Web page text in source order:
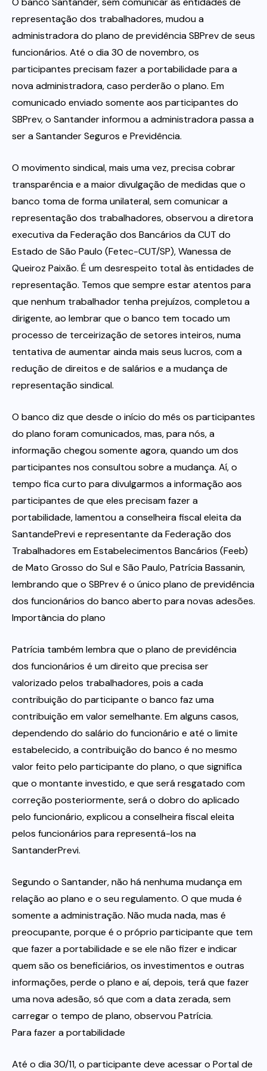
Itau
Financeiras e Cooperativas
representação dos trabalhadores, mudou a
administradora do plano de previdência SBPrev de seus
funcionários. Até o dia 30 de novembro, os
participantes precisam fazer a portabilidade para a
nova administradora, caso perderão o plano. Em
comunicado enviado somente aos participantes do
SBPrev, o Santander informou a administradora passa a
ser a Santander Seguros e Previdência.
O movimento sindical, mais uma vez, precisa cobrar
transparência e a maior divulgação de medidas que o
banco toma de forma unilateral, sem comunicar a
representação dos trabalhadores, observou a diretora
executiva da Federação dos Bancários da CUT do
Estado de São Paulo (Fetec-CUT/SP), Wanessa de
Queiroz Paixão. É um desrespeito total às entidades de
representação. Temos que sempre estar atentos para
que nenhum trabalhador tenha prejuízos, completou a
dirigente, ao lembrar que o banco tem tocado um
processo de terceirização de setores inteiros, numa
tentativa de aumentar ainda mais seus lucros, com a
redução de direitos e de salários e a mudança de
representação sindical.
O banco diz que desde o início do mês os participantes
do plano foram comunicados, mas, para nós, a
informação chegou somente agora, quando um dos
participantes nos consultou sobre a mudança. Aí, o
tempo fica curto para divulgarmos a informação aos
participantes de que eles precisam fazer a
portabilidade, lamentou a conselheira fiscal eleita da
SantandePrevi e representante da Federação dos
Trabalhadores em Estabelecimentos Bancários (Feeb)
de Mato Grosso do Sul e São Paulo, Patrícia Bassanin,
lembrando que o SBPrev é o único plano de previdência
dos funcionários do banco aberto para novas adesões.
Importância do plano
Patrícia também lembra que o plano de previdência
dos funcionários é um direito que precisa ser
valorizado pelos trabalhadores, pois a cada
contribuição do participante o banco faz uma
contribuição em valor semelhante. Em alguns casos,
dependendo do salário do funcionário e até o limite
estabelecido, a contribuição do banco é no mesmo
valor feito pelo participante do plano, o que significa
que o montante investido, e que será resgatado com
correção posteriormente, será o dobro do aplicado
pelo funcionário, explicou a conselheira fiscal eleita
pelos funcionários para representá-los na
SantanderPrevi.
Segundo o Santander, não há nenhuma mudança em
relação ao plano e o seu regulamento. O que muda é
somente a administração. Não muda nada, mas é
preocupante, porque é o próprio participante que tem
que fazer a portabilidade e se ele não fizer e indicar
quem são os beneficiários, os investimentos e outras
informações, perde o plano e aí, depois, terá que fazer
uma nova adesão, só que com a data zerada, sem
carregar o tempo de plano, observou Patrícia.
Para fazer a portabilidade
Até o dia 30/11, o participante deve acessar o Portal de